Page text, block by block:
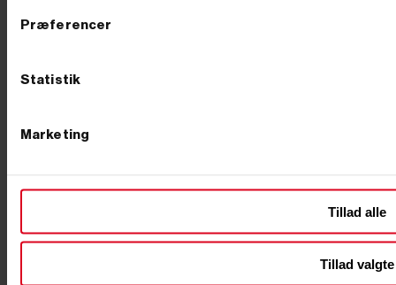
Præferencer
Statistik
Marketing
Tillad alle
Tillad valgte
Returnering og Bytning
Black Friday 2026
Brændekløver
krævende arbejde med øksen, hver gang du skal kløve
brænde? Så er en brændekløver den investering, der
tilbyder vi et udvalg af brændekløvere, der hjælper dig
kræfterne på det, der virkelig tæller – som at nyde